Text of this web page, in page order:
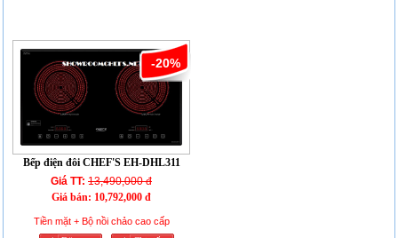
-20%
Bếp điện đôi CHEF'S EH-DHL311
Giá TT: 13,490,000 đ
Giá bán: 10,792,000 đ
Tiền mặt + Bộ nồi chảo cao cấp